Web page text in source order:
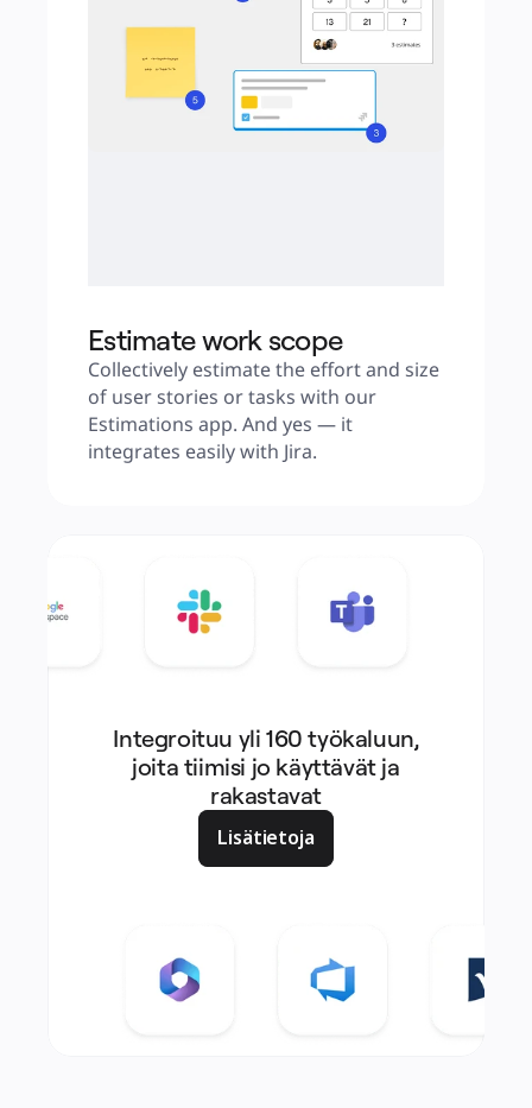
Estimate work scope
Collectively estimate the effort and size
of user stories or tasks with our
Estimations app. And yes — it
integrates easily with Jira.
Integroituu yli 160 työkaluun,
joita tiimisi jo käyttävät ja
rakastavat
Lisätietoja